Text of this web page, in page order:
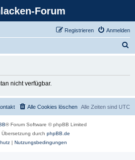
Forum
Anmelden
Registrieren
nicht verfügbar.
Alle Zeiten sind UTC
Alle Cookies löschen
® Forum Software © phpBB Limited
Übersetzung durch phpBB.de
| Nutzungsbedingungen